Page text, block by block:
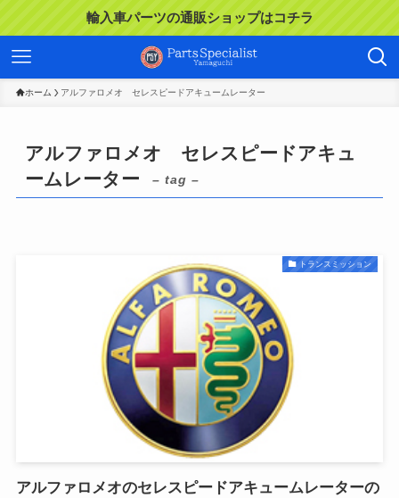
輸入車パーツの通販ショップはコチラ
ホーム アルファロメオ セレスピードアキュームレーター
アルファロメオ セレスピードアキュ
ームレーター
– tag –
トランスミッション
アルファロメオのセレスピードアキュームレーターの